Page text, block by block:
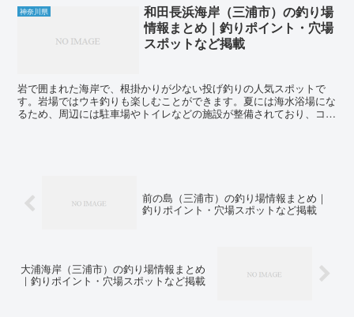
神奈川県
和田長浜海岸（三浦市）の釣り場
情報まとめ｜釣りポイント・穴場
スポットなど掲載
岩で囲まれた海岸で、根掛かりが少ない投げ釣りの人気スポットで
す。岩場ではウキ釣りも楽しむことができます。夏には海水浴場にな
るため、周辺には駐車場やトイレなどの施設が整備されており、コン
前の島（三浦市）の釣り場情報まとめ｜
釣りポイント・穴場スポットなど掲載
大浦海岸（三浦市）の釣り場情報まとめ
｜釣りポイント・穴場スポットなど掲載